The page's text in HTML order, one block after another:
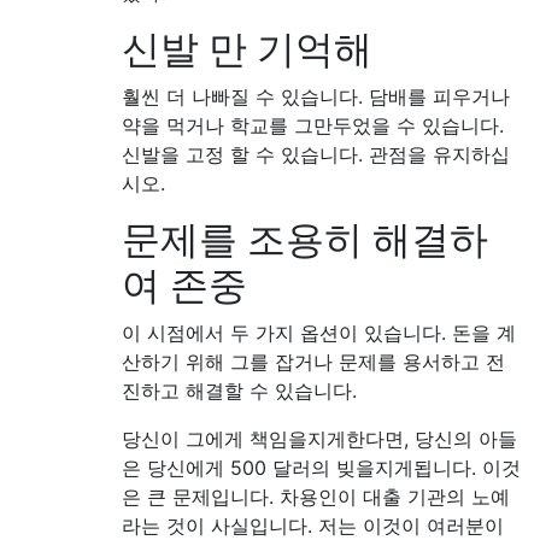
신발 만 기억해
훨씬 더 나빠질 수 있습니다. 담배를 피우거나
약을 먹거나 학교를 그만두었을 수 있습니다.
신발을 고정 할 수 있습니다. 관점을 유지하십
시오.
문제를 조용히 해결하
여 존중
이 시점에서 두 가지 옵션이 있습니다. 돈을 계
산하기 위해 그를 잡거나 문제를 용서하고 전
진하고 해결할 수 있습니다.
당신이 그에게 책임을지게한다면, 당신의 아들
은 당신에게 500 달러의 빚을지게됩니다. 이것
은 큰 문제입니다. 차용인이 대출 기관의 노예
라는 것이 사실입니다. 저는 이것이 여러분이